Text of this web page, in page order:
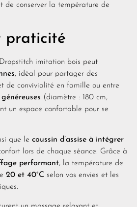
de conserver la température de
praticité
imitation bois peut
, idéal pour partager des
de convivialité en famille ou entre
(diamètre : 180 cm,
un espace confortable pour se
que le coussin d’assise à intégrer
lors de chaque séance. Grâce à
performant, la température de
20 et 40°C selon vos envies et les